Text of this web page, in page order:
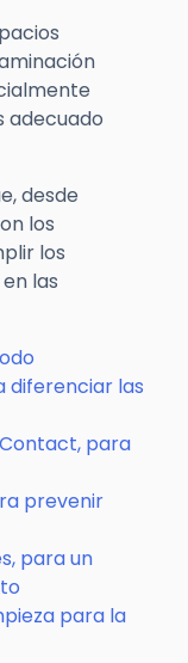
adecuado
desde
los
los
las
diferenciar las
para
prevenir
para un
para la